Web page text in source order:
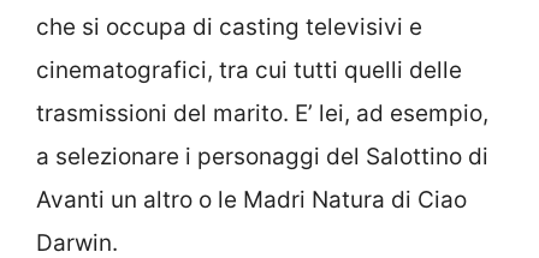
che si occupa di casting televisivi e
cinematografici, tra cui tutti quelli delle
trasmissioni del marito. E’ lei, ad esempio,
a selezionare i personaggi del Salottino di
Avanti un altro o le Madri Natura di Ciao
Darwin.